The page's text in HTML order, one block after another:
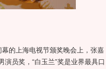
的上海电视节颁奖晚会上，张嘉
演员奖，“白玉兰”奖是业界最具口